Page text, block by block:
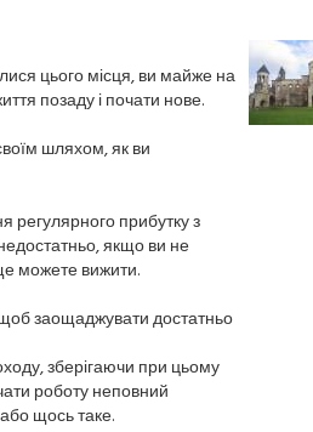
цього місця, ви майже на
позаду і почати нове.
шляхом, як ви
прибутку з
якщо ви не
можете вижити.
заощаджувати достатньо
зберігаючи при цьому
роботу неповний
щось таке.